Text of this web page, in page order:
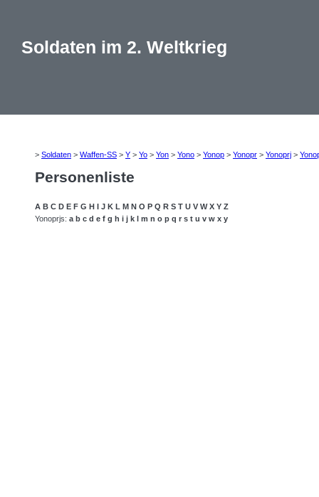
Soldaten im 2. Weltkrieg
> Soldaten > Waffen-SS > Y > Yo > Yon > Yono > Yonop > Yonopr > Yonoprj >
Personenliste
A B C D E F G H I J K L M N O P Q R S T U V W X Y Z
Yonoprjs: a b c d e f g h i j k l m n o p q r s t u v w x y